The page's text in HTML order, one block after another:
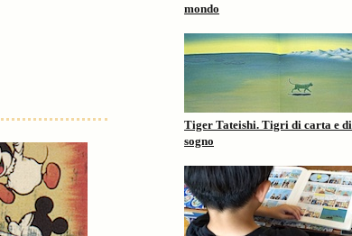
mondo
Tiger Tateishi. Tigri di carta e di
sogno